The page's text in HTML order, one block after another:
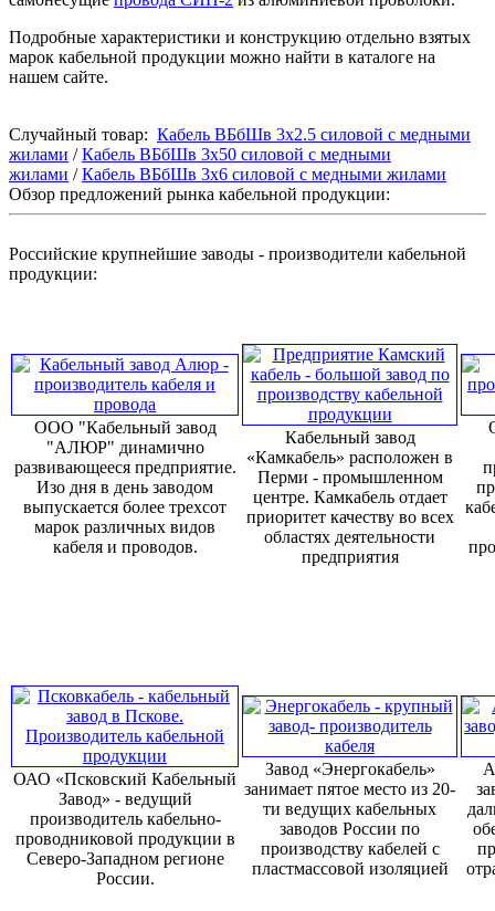
Подробные характеристики и конструкцию отдельно взятых
марок кабельной продукции можно найти в каталоге на
нашем сайте.
Случайный товар: Кабель ВБбШв 3х2.5 силовой с медными
жилами /Кабель ВБбШв 3х50 силовой с медными
жилами /Кабель ВБбШв 3х6 силовой с медными жилами
Обзор предложений рынка кабельной продукции:
Российские крупнейшие заводы - производители кабельной
продукции:
ООО "Кабельный завод
"АЛЮР" динамично
развивающееся предприятие.
Изо дня в день заводом
выпускается более трехсот
марок различных видов
кабеля и проводов.
Кабельный завод
«Камкабель» расположен в
Перми - промышленном
центре. Камкабель отдает
приоритет качеству во всех
областях деятельности
предприятия
ОАО «Псковский Кабельный
Завод» - ведущий
производитель кабельно-
проводниковой продукции в
Северо-Западном регионе
России.
Завод «Энергокабель»
занимает пятое место из 20-
ти ведущих кабельных
заводов России по
производству кабелей с
пластмассовой изоляцией